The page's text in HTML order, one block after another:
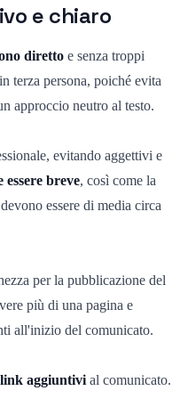
e chiaro
diretto e senza troppi
terza persona, poiché evita
approccio neutro al testo.
evitando aggettivi e
essere breve, così come la
essere di media circa
per la pubblicazione del
più di una pagina e
all'inizio del comunicato.
link aggiuntivi al comunicato.